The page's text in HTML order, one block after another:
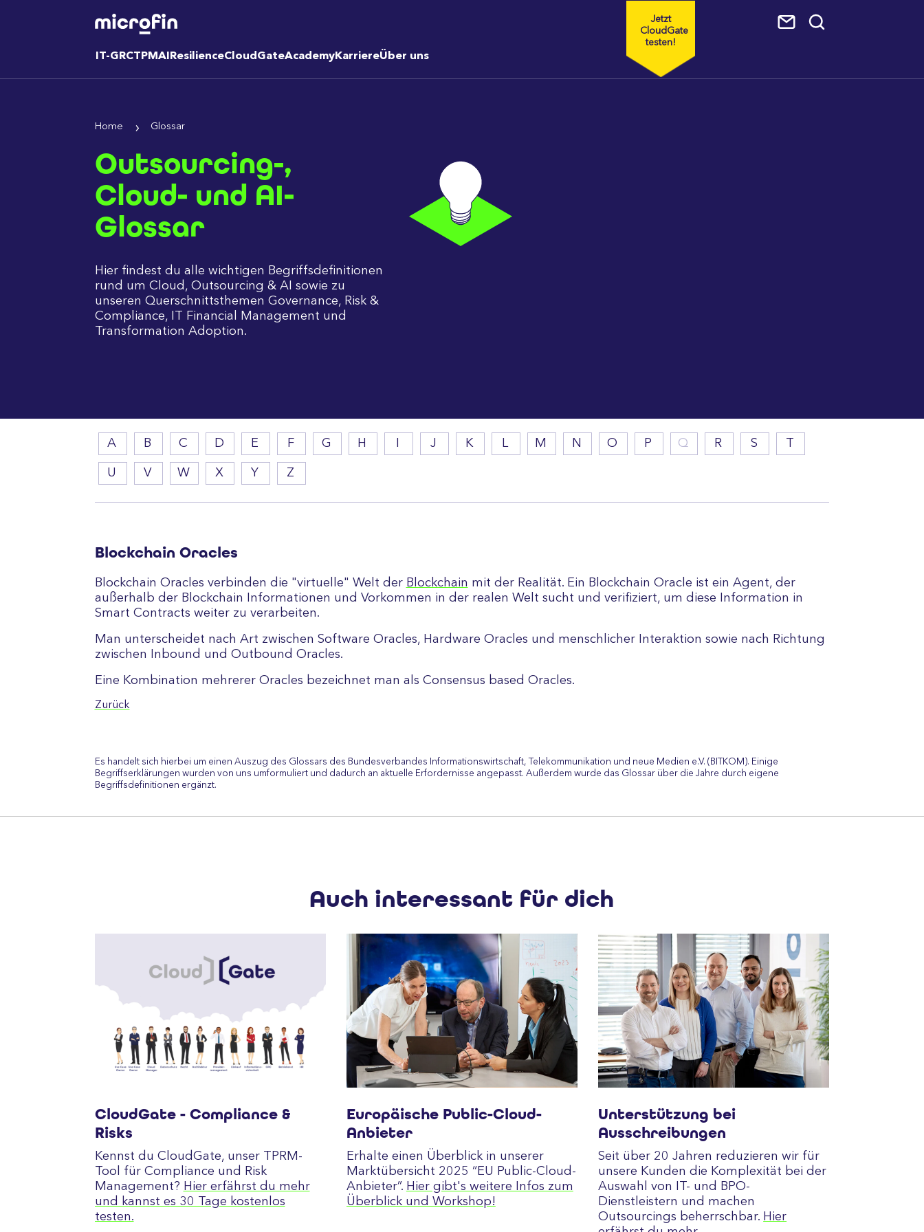
Jetzt
CloudGate
testen!
IT-GRCTPMAI ResilienceCloudGateAcademyKarriereÜber uns
Home Glossar
Outsourcing-,
Cloud- und AI-
Glossar
Hier findest du alle wichtigen Begriffsdefinitionen
rund um Cloud, Outsourcing & AI sowie zu
unseren Querschnittsthemen Governance, Risk &
Compliance, IT Financial Management und
Transformation Adoption.
A B C D E F G H J K L M N O P Q R S
U V W X Y Z
Blockchain Oracles
Blockchain Oracles verbinden die "virtuelle" Welt der Blockchain mit der Realität. Ein Blockchain Oracle ist ein Agent, der
außerhalb der Blockchain Informationen und Vorkommen in der realen Welt sucht und verifiziert, um diese Information in
Smart Contracts weiter zu verarbeiten.
Man unterscheidet nach Art zwischen Software Oracles, Hardware Oracles und menschlicher Interaktion sowie nach Richtung
zwischen Inbound und Outbound Oracles.
Eine Kombination mehrerer Oracles bezeichnet man als Consensus based Oracles.
Zurück
Es handelt sich hierbei um einen Auszug des Glossars des Bundesverbandes Informationswirtschaft, Telekommunikation und neue Medien e.V. (BITKOM). Einige
Begriffserklärungen wurden von uns umformuliert und dadurch an aktuelle Erfordernisse angepasst. Außerdem wurde das Glossar über die Jahre durch eigene
Begriffsdefinitionen ergänzt.
Auch interessant für dich
CloudGate - Compliance &
Risks
Kennst du CloudGate, unser TPRM-
Tool für Compliance und Risk
Management? Hier erfährst du mehr
und kannst es 30 Tage kostenlos
testen.
Europäische Public-Cloud-
Anbieter
Erhalte einen Überblick in unserer
Marktübersicht 2025 “EU Public-Cloud-
Anbieter”. Hier gibt's weitere Infos zum
Überblick und Workshop!
Unterstützung bei
Ausschreibungen
Seit über 20 Jahren reduzieren wir für
unsere Kunden die Komplexität bei der
Auswahl von IT- und BPO-
Dienstleistern und machen
Outsourcings beherrschbar. Hier